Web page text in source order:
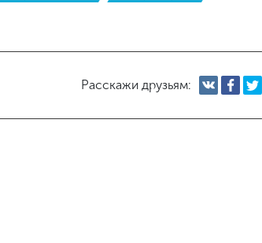
Расскажи друзьям: